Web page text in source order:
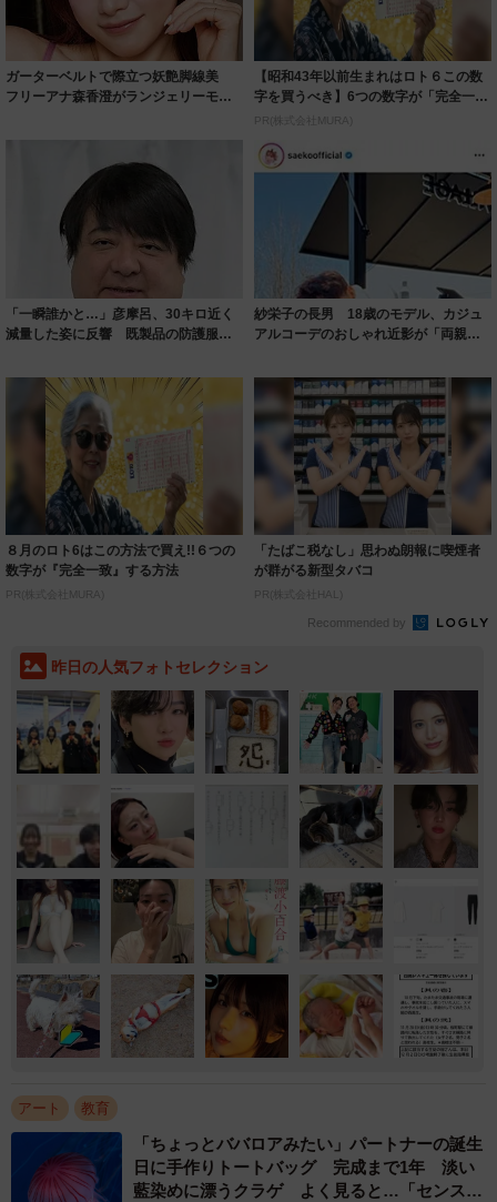
ガーターベルトで際立つ妖艶脚線美
フリーアナ森香澄がランジェリーモデ
【昭和43年以前生まれはロト６この数
字を買うべき】6つの数字が「完全一
致」する方...
PR(株式会社MURA)
「一瞬誰かと…」彦摩呂、30キロ近く
減量した姿に反響 既製品の防護服が
紗栄子の長男 18歳のモデル、カジュ
アルコーデのおしゃれ近影が「両親の
８月のロト6はこの方法で買え!!６つの
数字が『完全一致』する方法
PR(株式会社MURA)
「たばこ税なし」思わぬ朗報に喫煙者
が群がる新型タバコ
PR(株式会社HAL)
Recommended by
昨日の人気フォトセレクション
アート 教育
「ちょっとババロアみたい」パートナーの誕生
日に手作りトートバッグ 完成まで1年 淡い
藍染めに漂うクラゲ よく見ると…「センスす